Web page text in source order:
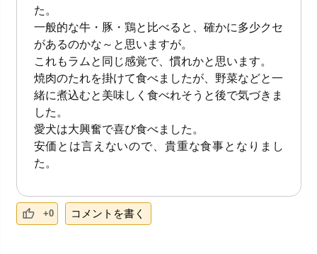
た。
一般的な牛・豚・鶏と比べると、確かに多少クセ
があるのかな～と思いますが。
これもラムと同じ感覚で、慣れかと思います。
焼肉のたれを掛けて食べましたが、野菜などと一
緒に煮込むと美味しく食べれそうと後で気づきま
した。
愛犬は大興奮で喜び食べました。
安価とは言えないので、貴重な食事となりまし
た。
+0 コメントを書く